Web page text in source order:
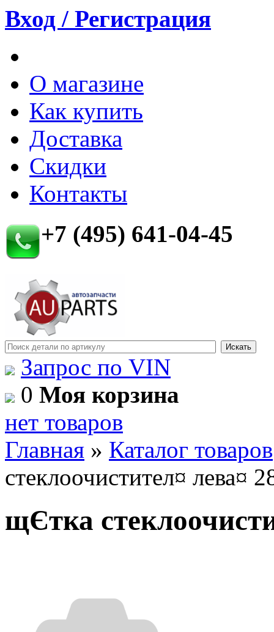
Вход / Регистрация
О магазине
Как купить
Доставка
Скидки
Контакты
+7 (495) 641-04-45
Запрос по VIN
0 Моя корзина
нет товаров
Главная » Каталог товаров
стеклоочистител¤ лева¤
щЄтка